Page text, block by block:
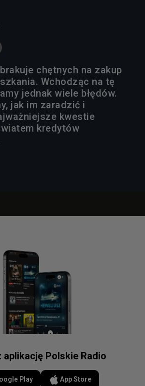
chętnych na zakup
Wchodząc na tę
jednak wiele błędów.
jak im zaradzić i
kwestie
kredytów
aplikację Polskie Radio
Play App Store